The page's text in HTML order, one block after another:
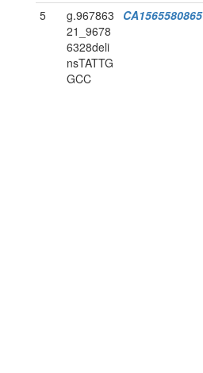
5
g.967863
21_9678
6328deli
nsTATTG
GCC
CA1565580865